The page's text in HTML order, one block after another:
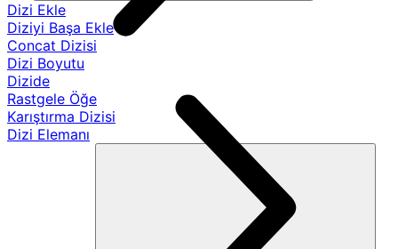
Dizi Ekle
Diziyi Başa Ekle
Concat Dizisi
Dizi Boyutu
Dizide
Rastgele Öğe
Karıştırma Dizisi
Dizi Elemanı